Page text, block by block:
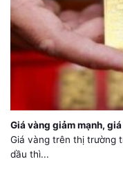
Giá vàng giảm mạnh,
Giá vàng trên thị trường
dầu thì...